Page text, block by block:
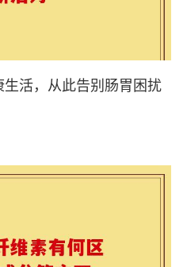
活，从此告别肠胃困扰